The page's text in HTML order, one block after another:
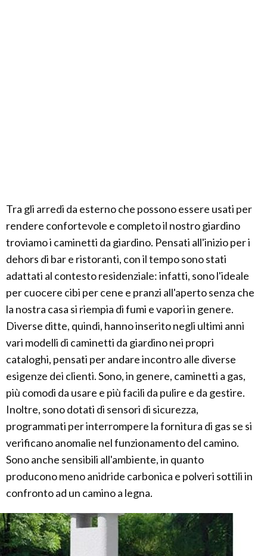
Tra gli arredi da esterno che possono essere usati per
rendere confortevole e completo il nostro giardino
troviamo i caminetti da giardino. Pensati all'inizio per i
dehors di bar e ristoranti, con il tempo sono stati
adattati al contesto residenziale: infatti, sono l'ideale
per cuocere cibi per cene e pranzi all'aperto senza che
la nostra casa si riempia di fumi e vapori in genere.
Diverse ditte, quindi, hanno inserito negli ultimi anni
vari modelli di caminetti da giardino nei propri
cataloghi, pensati per andare incontro alle diverse
esigenze dei clienti. Sono, in genere, caminetti a gas,
più comodi da usare e più facili da pulire e da gestire.
Inoltre, sono dotati di sensori di sicurezza,
programmati per interrompere la fornitura di gas se si
verificano anomalie nel funzionamento del camino.
Sono anche sensibili all'ambiente, in quanto
producono meno anidride carbonica e polveri sottili in
confronto ad un camino a legna.